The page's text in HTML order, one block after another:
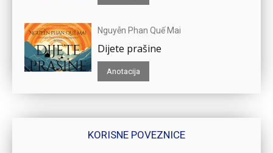
Nguyễn Phan Quế Mai
Dijete prašine
Anotacija
KORISNE POVEZNICE